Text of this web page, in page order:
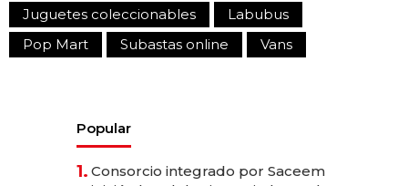
Juguetes coleccionables
Labubus
Pop Mart
Subastas online Vans
Popular
1. Consorcio integrado por Saceem